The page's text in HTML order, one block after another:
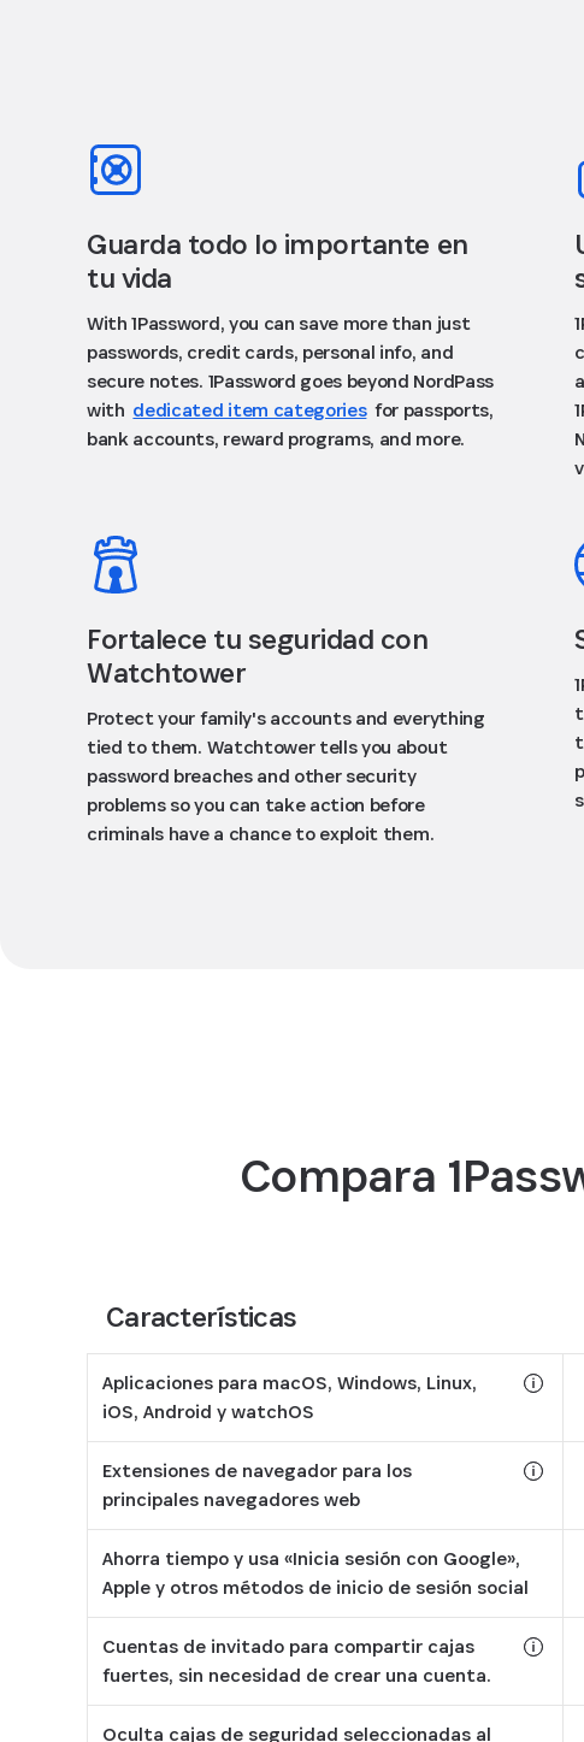
Guarda todo lo importante en
tu vida
With 1Password, you can save more than just
passwords, credit cards, personal info, and
secure notes. 1Password goes beyond NordPass
with dedicated item categories for passports,
bank accounts, reward programs, and more.
Fortalece tu seguridad con
Watchtower
Protect your family's accounts and everything
tied to them. Watchtower tells you about
password breaches and other security
problems so you can take action before
criminals have a chance to exploit them.
Compara
Características
Aplicaciones para macOS, Windows, Linux,
iOS, Android y watchOS
Extensiones de navegador para los
principales navegadores web
Ahorra tiempo y usa «Inicia sesión con Google»,
Apple y otros métodos de inicio de sesión social
Cuentas de invitado para compartir cajas
fuertes, sin necesidad de crear una cuenta.
Oculta cajas de seguridad seleccionadas al